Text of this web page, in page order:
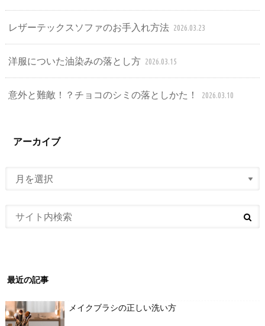
レザーテックスソファのお手入れ方法 2026.03.23
洋服についた油染みの落とし方 2026.03.15
意外と難敵！？チョコのシミの落としかた！ 2026.03.10
アーカイブ
最近の記事
メイクブラシの正しい洗い方